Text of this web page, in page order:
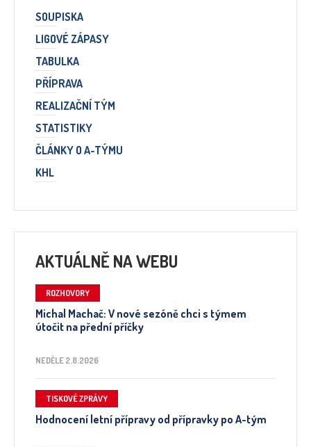
SOUPISKA
LIGOVÉ ZÁPASY
TABULKA
PŘÍPRAVA
REALIZAČNÍ TÝM
STATISTIKY
ČLÁNKY O A-TÝMU
KHL
AKTUÁLNĚ NA WEBU
ROZHOVORY
Michal Machač: V nové sezóně chci s týmem
útočit na přední příčky
NEDĚLE 2.8.2026
TISKOVÉ ZPRÁVY
Hodnocení letní přípravy od přípravky po A-tým